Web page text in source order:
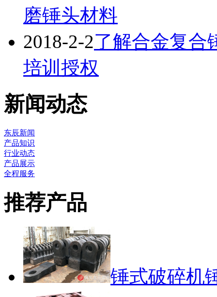
磨锤头材料
2018-2-2了解合金复合
培训授权
新闻动态
东辰新闻
产品知识
行业动态
产品展示
全程服务
推荐产品
锤式破碎机